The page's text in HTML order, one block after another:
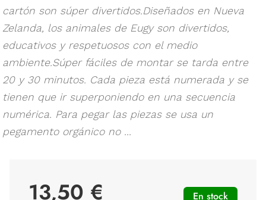
cartón son súper divertidos.Diseñados en Nueva
Zelanda, los animales de Eugy son divertidos,
educativos y respetuosos con el medio
ambiente.Súper fáciles de montar se tarda entre
20 y 30 minutos. Cada pieza está numerada y se
tienen que ir superponiendo en una secuencia
numérica. Para pegar las piezas se usa un
pegamento orgánico no ...
13,50 € En stock